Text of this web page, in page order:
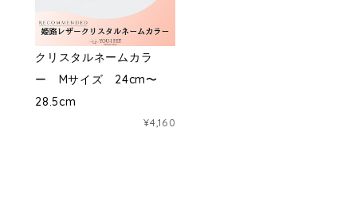
クリスタルネームカラ
ー Mサイズ 24cm〜
28.5cm
¥4,160